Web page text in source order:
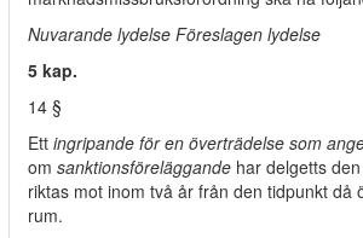
Nuvarande lydelse Föreslagen lydelse
5 kap.
14 §
Ett ingripande för en överträdelse som
om sanktionsföreläggande har delgetts
riktas mot inom två år från den tidpunkt då
rum.